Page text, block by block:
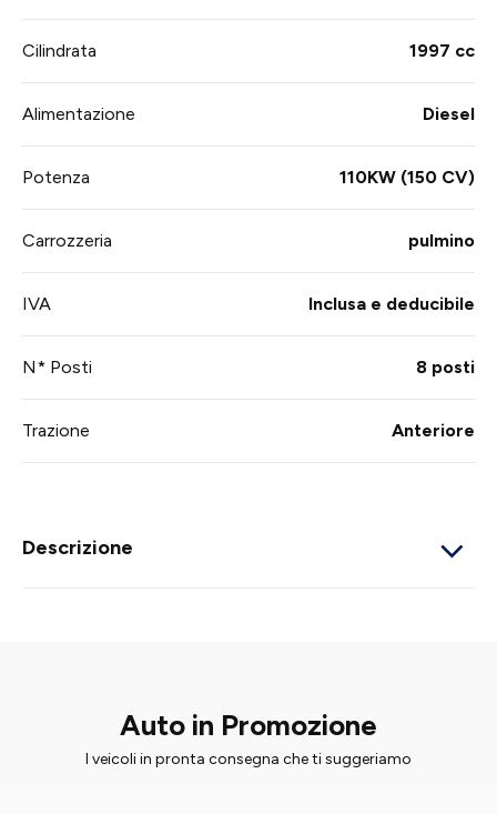
Cilindrata 1997 cc
Alimentazione Diesel
Potenza 110KW (150 CV)
Carrozzeria pulmino
IVA Inclusa e deducibile
N* Posti 8 posti
Trazione Anteriore
Descrizione
Auto in Promozione
I veicoli in pronta consegna che ti suggeriamo